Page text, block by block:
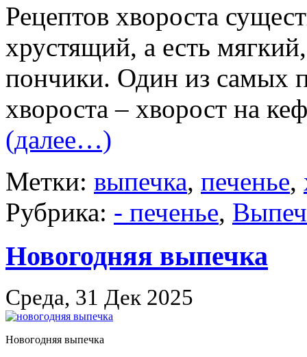
Рецептов хвороста
хрустящий, а есть
пончики. Один из самых
хвороста – хворост на
(далее…)
Метки: выпечка, печенье,
Рубрика: - печенье,
Новогодняя выпечка
Среда, 31 Дек 2025
Новогодняя выпечка